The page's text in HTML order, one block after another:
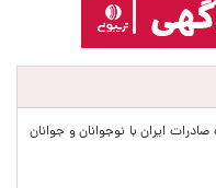
ایران با نوجوانان و جوانان